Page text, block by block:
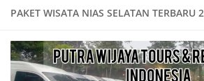
PAKET WISATA NIAS SELATAN TERBARU